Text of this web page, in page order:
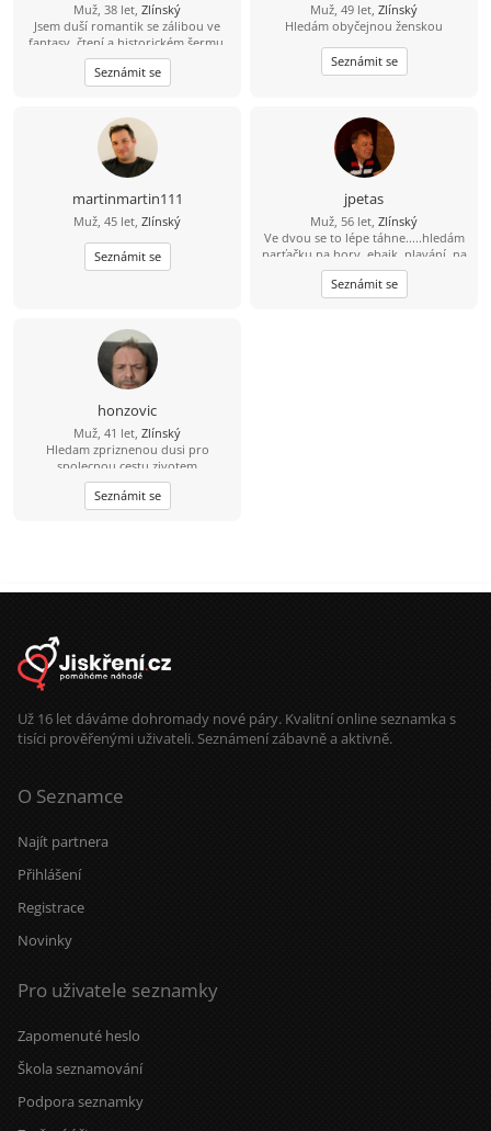
Muž, 38 let, Zlínský
Jsem duší romantik se zálibou ve
fantasy, čtení a historickém šermu.
Rád si zajdu do kina a na různé akce.
Nekuřák a pijící jen příležitostně,
nebo lépe nikdy.
Seznámit se
Muž, 49 let, Zlínský
Hledám obyčejnou ženskou
Seznámit se
martinmartin111
Muž, 45 let, Zlínský
Seznámit se
jpetas
Muž, 56 let, Zlínský
Ve dvou se to lépe táhne.....hledám
parťačku na hory, ebajk, plavání, na
fajn zážitky i běžné dny. Holku s
kterým mi bude fajn. Pokud tě můj
profil zaujal... šest nula osm šest
Seznámit se
honzovic
Muž, 41 let, Zlínský
Hledam zpriznenou dusi pro
spolecnou cestu zivotem
Seznámit se
Už 16 let dáváme dohromady nové páry. Kvalitní online seznamka s
tisíci prověřenými uživateli. Seznámení zábavně a aktivně.
O Seznamce
Najít partnera
Přihlášení
Registrace
Novinky
Pro uživatele seznamky
Zapomenuté heslo
Škola seznamování
Podpora seznamky